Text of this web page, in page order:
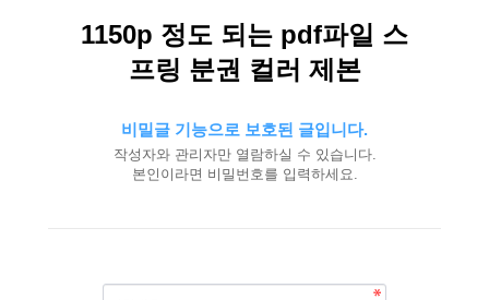
상담 및 견적문의
1150p 정도 되는 pdf파일 스
프링 분권 컬러 제본
비밀글 기능으로 보호된 글입니다.
작성자와 관리자만 열람하실 수 있습니다.
본인이라면 비밀번호를 입력하세요.